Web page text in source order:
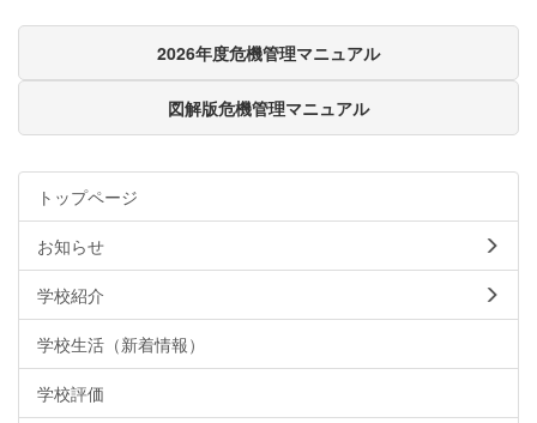
2026年度危機管理マニュアル
図解版危機管理マニュアル
トップページ
お知らせ
学校紹介
学校生活（新着情報）
学校評価